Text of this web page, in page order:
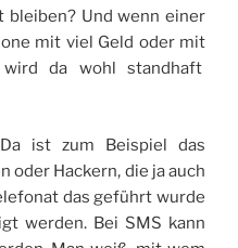
bleiben? Und wenn einer
mit viel Geld oder mit
da wohl standhaft
Da ist zum Beispiel das
oder Hackern, die ja auch
das geführt wurde
werden. Bei SMS kann